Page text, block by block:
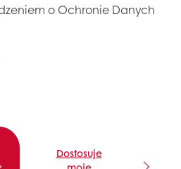
o Ochronie Danych
Dostosuje